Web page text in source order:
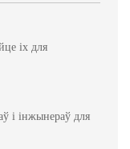
іх для
і інжынераў для